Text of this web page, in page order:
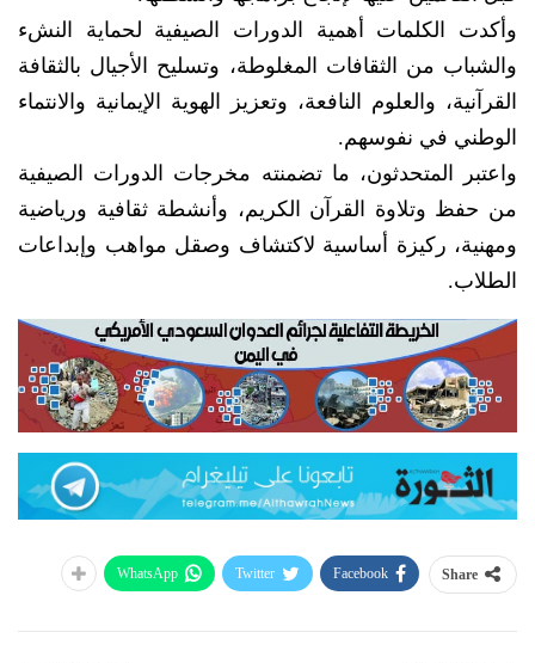
وأكدت الكلمات أهمية الدورات الصيفية لحماية النشء
والشباب من الثقافات المغلوطة، وتسليح الأجيال بالثقافة
القرآنية، والعلوم النافعة، وتعزيز الهوية الإيمانية والانتماء
الوطني في نفوسهم.
واعتبر المتحدثون، ما تضمنته مخرجات الدورات الصيفية
من حفظ وتلاوة القرآن الكريم، وأنشطة ثقافية ورياضية
ومهنية، ركيزة أساسية لاكتشاف وصقل مواهب وإبداعات
الطلاب.
Share
Facebook
Twitter
WhatsApp